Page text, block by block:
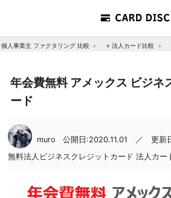
個人事業主 ファクタリング 比較 » 法人カード比較
年会費無料 アメックス ビジネ
ード
muro 公開日:2020.11.01 ／ 更新
無料法人ビジネスクレジットカード 法人カー